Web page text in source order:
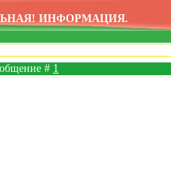
ИНФОРМАЦИЯ.
# 1